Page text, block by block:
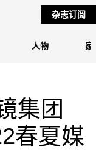
人物 家
杂志订阅
集团
春夏媒